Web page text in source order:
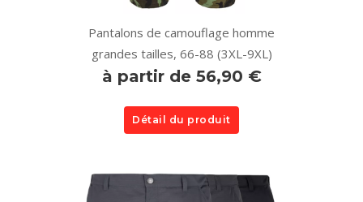
Pantalons de camouflage homme
grandes tailles, 66-88 (3XL-9XL)
à partir de 56,90 €
Détail du produit